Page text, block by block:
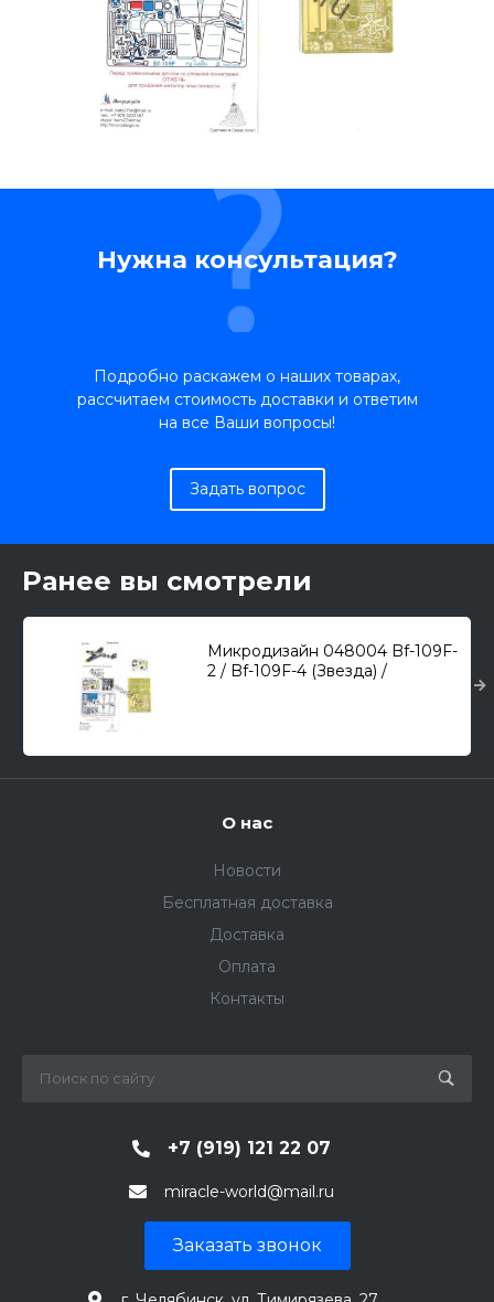
Нужна консультация?
Подробно раскажем о наших товарах,
рассчитаем стоимость доставки и ответим
на все Ваши вопросы!
Задать вопрос
Ранее вы смотрели
Микродизайн 048004 Bf-109F-
2 / Bf-109F-4 (Звезда) /
О нас
Новости
Бесплатная доставка
Доставка
Оплата
Контакты
+7 (919) 121 22 07
miracle-world@mail.ru
Заказать звонок